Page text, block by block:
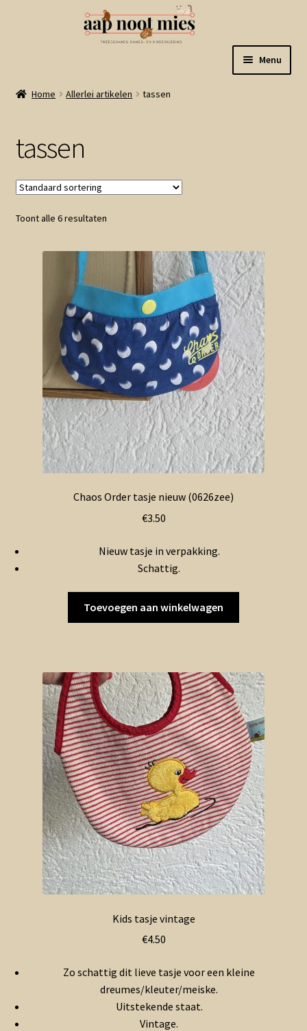
naar
de
Menu
Welkom
Contact en nieuwsbrief
Home Allerlei artikelen tassen
tassen
Toont alle 6 resultaten
Chaos Order tasje nieuw (0626zee)
€3.50
Nieuw tasje in verpakking.
Schattig.
Toevoegen aan winkelwagen
Kids tasje vintage
€4.50
Zo schattig dit lieve tasje voor een kleine
dreumes/kleuter/meiske.
Uitstekende staat.
Vintage.